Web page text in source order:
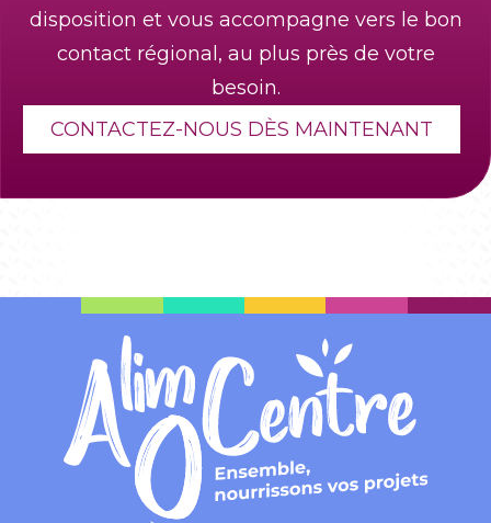
disposition et vous accompagne vers le bon
contact régional, au plus près de votre
besoin.
CONTACTEZ-NOUS DÈS MAINTENANT